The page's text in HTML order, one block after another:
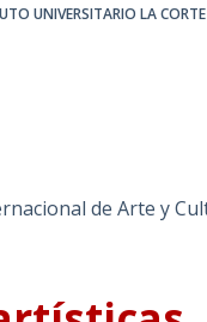
UNIVERSITARIO LA
de Arte y